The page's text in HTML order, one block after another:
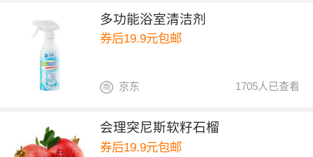
多功能浴室清洁剂
券后19.9元包邮
1705人已查看
京东
会理突尼斯软籽石榴
券后19.9元包邮